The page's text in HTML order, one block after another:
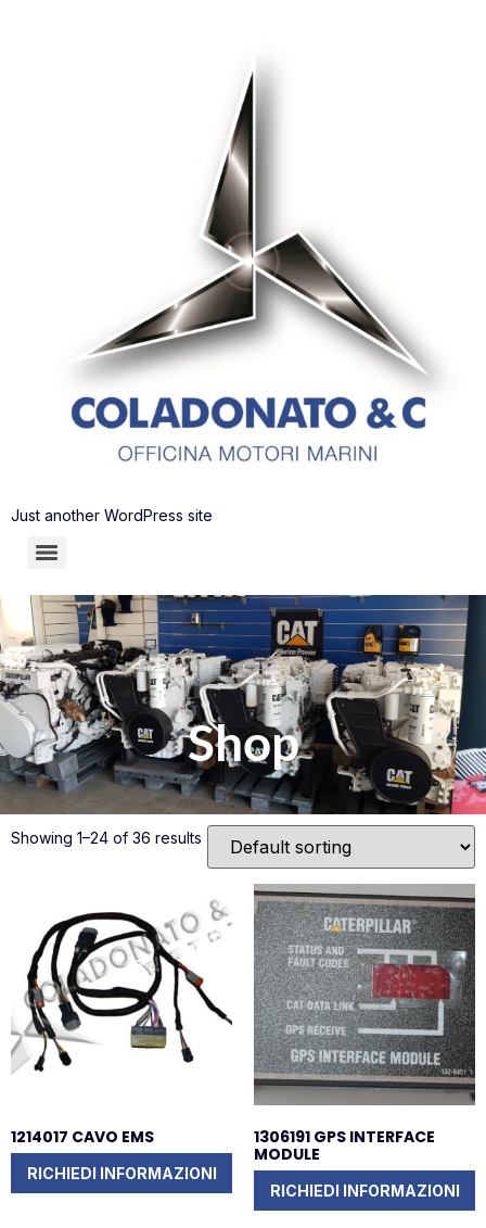
Just another WordPress site
Shop
Showing 1–24 of 36 results
1214017 CAVO EMS
RICHIEDI INFORMAZIONI
1306191 GPS INTERFACE
MODULE
RICHIEDI INFORMAZIONI